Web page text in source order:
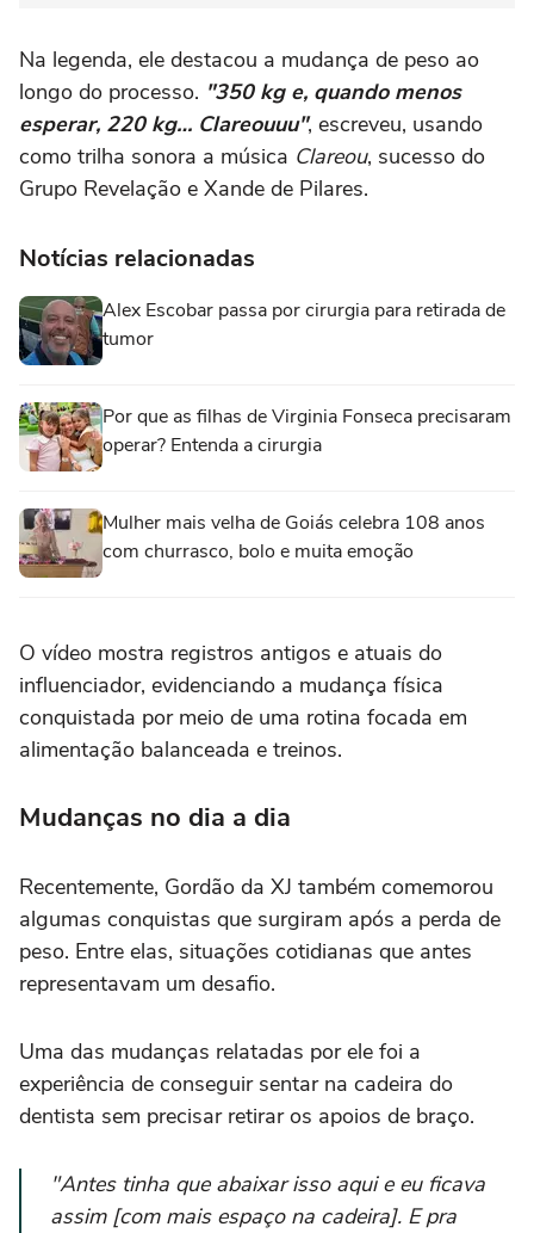
Na legenda, ele destacou a mudança de peso ao
longo do processo. "350 kg e, quando menos
esperar, 220 kg… Clareouuu", escreveu, usando
como trilha sonora a música Clareou, sucesso do
Grupo Revelação e Xande de Pilares.
Notícias relacionadas
Alex Escobar passa por cirurgia para retirada de
tumor
Por que as filhas de Virginia Fonseca precisaram
operar? Entenda a cirurgia
Mulher mais velha de Goiás celebra 108 anos
com churrasco, bolo e muita emoção
O vídeo mostra registros antigos e atuais do
influenciador, evidenciando a mudança física
conquistada por meio de uma rotina focada em
alimentação balanceada e treinos.
Mudanças no dia a dia
Recentemente, Gordão da XJ também comemorou
algumas conquistas que surgiram após a perda de
peso. Entre elas, situações cotidianas que antes
representavam um desafio.
Uma das mudanças relatadas por ele foi a
experiência de conseguir sentar na cadeira do
dentista sem precisar retirar os apoios de braço.
"Antes tinha que abaixar isso aqui e eu ficava
assim [com mais espaço na cadeira]. E pra